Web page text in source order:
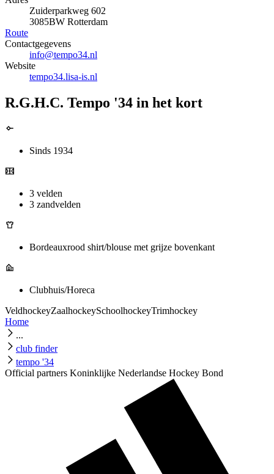
Zuiderparkweg 602
3085BW Rotterdam
Route
Contactgegevens
info@tempo34.nl
Website
tempo34.lisa-is.nl
R.G.H.C. Tempo '34 in het kort
Sinds 1934
3 velden
3 zandvelden
Bordeauxrood shirt/blouse met grijze bovenkant
Clubhuis/Horeca
VeldhockeyZaalhockeySchoolhockeyTrimhockey
Home
...
club finder
tempo '34
Official partners Koninklijke Nederlandse Hockey Bond